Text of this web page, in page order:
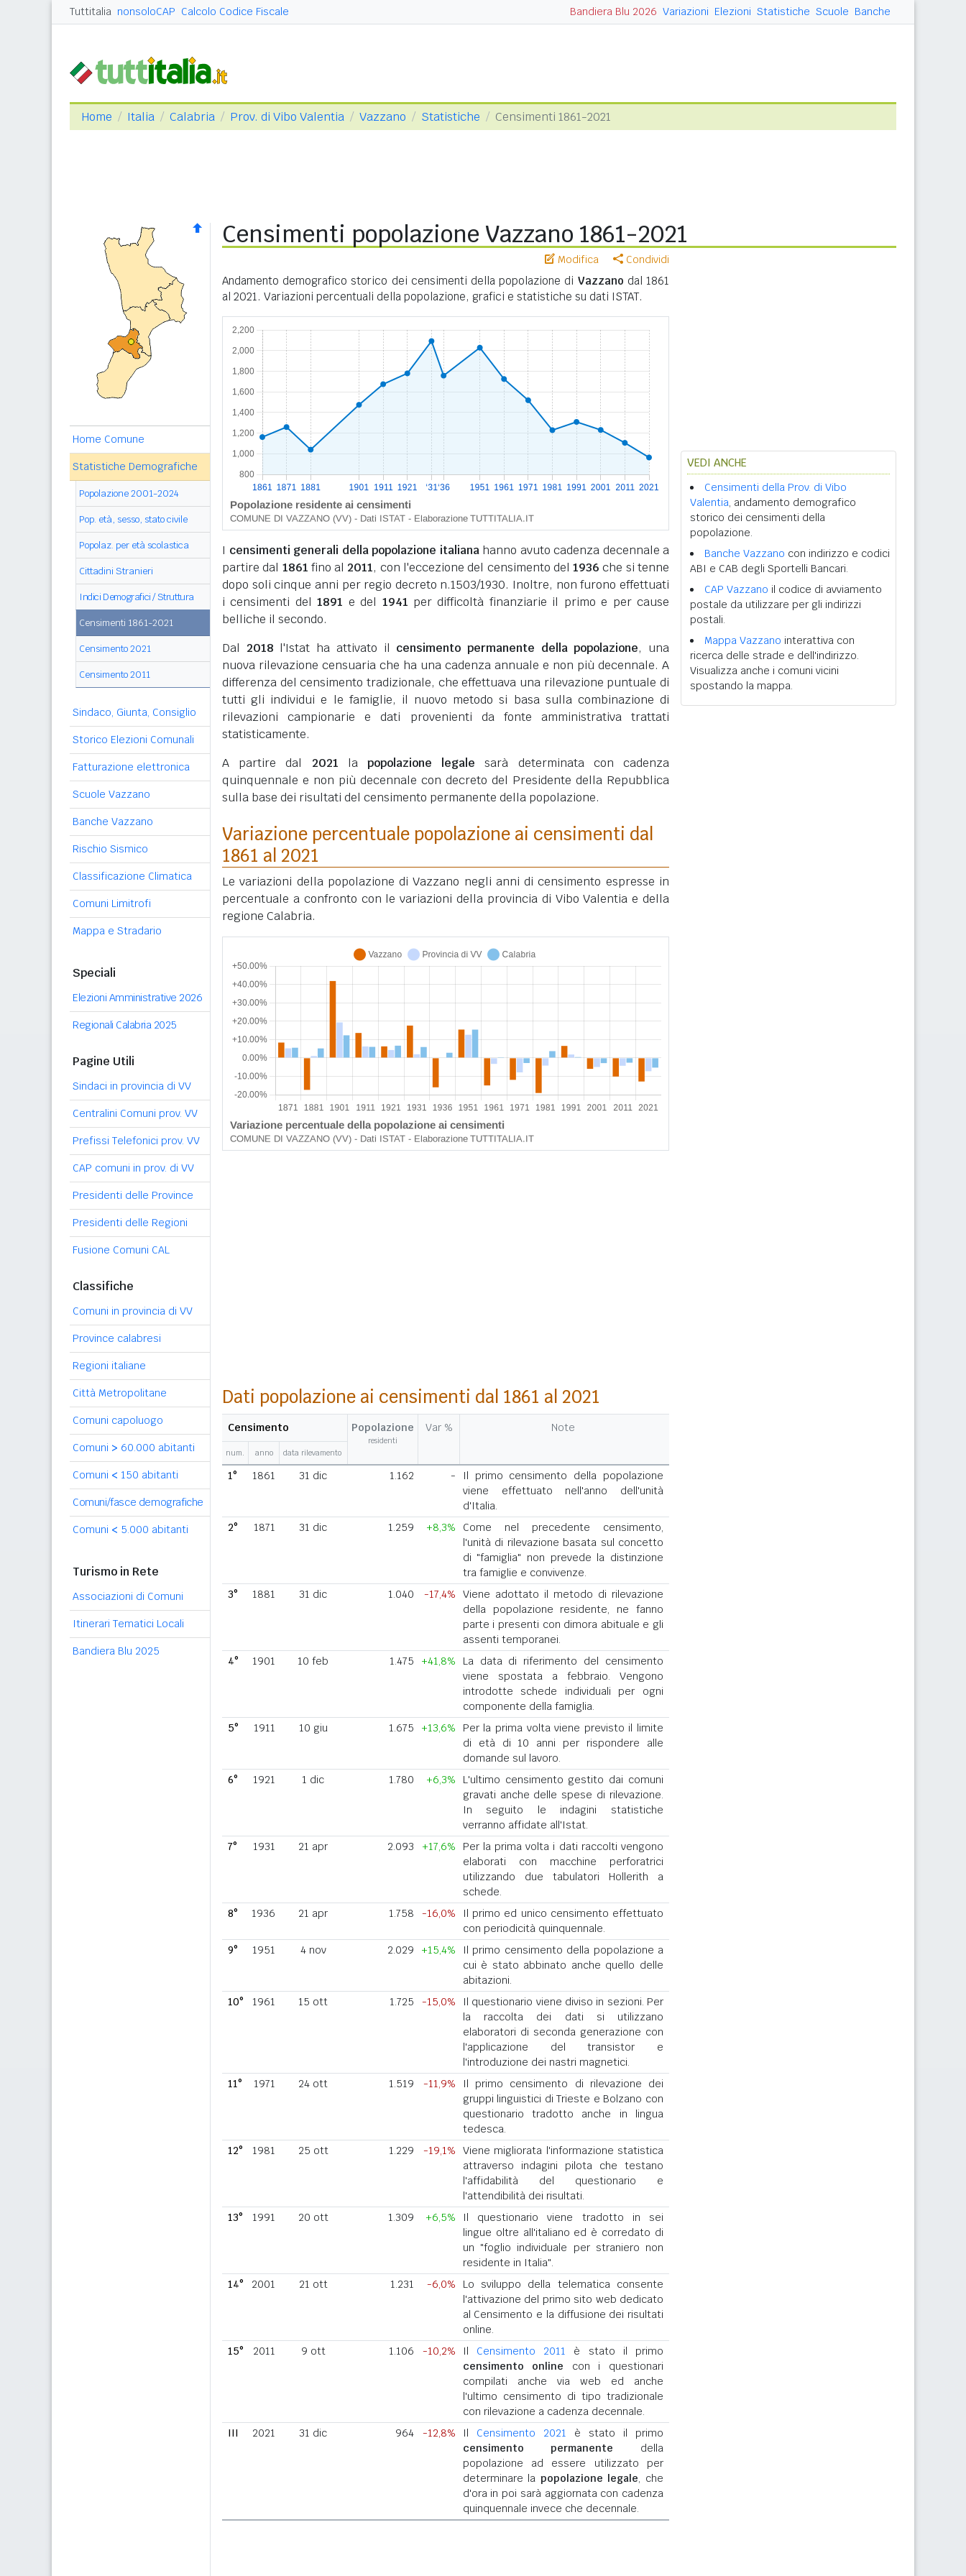
Tuttitalia nonsoloCAP Calcolo Codice Fiscale Bandiera Blu 2026 Variazioni Elezioni Statistiche Scuole Banche
Home Italia Calabria Prov. di Vibo Valentia Vazzano Statistiche Censimenti 1861-2021
Home Comune
Statistiche Demografiche
Popolazione 2001-2024
Pop. età, sesso, stato civile
Popolaz. per età scolastica
Cittadini Stranieri
Indici Demografici / Struttura
Censimenti 1861-2021
Censimento 2021
Censimento 2011
Sindaco, Giunta, Consiglio
Storico Elezioni Comunali
Fatturazione elettronica
Scuole Vazzano
Banche Vazzano
Rischio Sismico
Classificazione Climatica
Comuni Limitrofi
Mappa e Stradario
Speciali
Elezioni Amministrative 2026
Regionali Calabria 2025
Pagine Utili
Sindaci in provincia di VV
Centralini Comuni prov. VV
Prefissi Telefonici prov. VV
CAP comuni in prov. di VV
Presidenti delle Province
Presidenti delle Regioni
Fusione Comuni CAL
Classifiche
Comuni in provincia di VV
Province calabresi
Regioni italiane
Città Metropolitane
Comuni capoluogo
Comuni > 60.000 abitanti
Comuni < 150 abitanti
Comuni/fasce demografiche
Comuni < 5.000 abitanti
Turismo in Rete
Associazioni di Comuni
Itinerari Tematici Locali
Bandiera Blu 2025
Censimenti popolazione Vazzano 1861-2021
Modifica Condividi
Andamento demografico storico dei censimenti della popolazione di Vazzano dal 1861
al 2021. Variazioni percentuali della popolazione, grafici e statistiche su dati ISTAT.
I censimenti generali della popolazione italianahanno avuto cadenza decennale a
partire dal 1861 fino al 2011, con l'eccezione del censimento del1936 che si tenne
dopo soli cinque anni per regio decreto n.1503/1930. Inoltre, non furono effettuati
i censimenti del1891 e del 1941 per difficoltà finanziarie il primo e per cause
belliche il secondo.
Dal 2018 l'Istat ha attivato il censimento permanente della popolazione, una
nuova rilevazione censuaria che ha una cadenza annuale e non più decennale. A
differenza del censimento tradizionale, che effettuava una rilevazione puntuale di
tutti gli individui e le famiglie, il nuovo metodo si basa sulla combinazione di
rilevazioni campionarie e dati provenienti da fonte amministrativa trattati
statisticamente.
A partire dal 2021 lapopolazione legale sarà determinata con cadenza
quinquennale e non più decennale con decreto del Presidente della Repubblica
sulla base dei risultati del censimento permanente della popolazione.
Variazione percentuale popolazione ai censimenti dal
1861 al 2021
Le variazioni della popolazione di Vazzano negli anni di censimento espresse in
percentuale a confronto con le variazioni della provincia di Vibo Valentia e della
regione Calabria.
Dati popolazione ai censimenti dal 1861 al 2021
Censimento Popolazione
residenti
Var % Note
num. anno data rilevamento
1° 1861 31 dic 1.162 -
Il primo censimento della popolazione
viene effettuato nell'anno dell'unità
d'Italia.
2°
1871 31 dic 1.259 +8,3%
Come nel precedente censimento,
l'unità di rilevazione basata sul concetto
di "famiglia" non prevede la distinzione
tra famiglie e convivenze.
3°
1881 31 dic 1.040 -17,4%
Viene adottato il metodo di rilevazione
della popolazione residente, ne fanno
parte i presenti con dimora abituale e gli
assenti temporanei.
4°
1901 10 feb 1.475 +41,8%
La data di riferimento del censimento
viene spostata a febbraio. Vengono
introdotte schede individuali per ogni
componente della famiglia.
5°
1911 10 giu 1.675 +13,6%
Per la prima volta viene previsto il limite
di età di 10 anni per rispondere alle
domande sul lavoro.
6°
1921 1 dic 1.780 +6,3%
L'ultimo censimento gestito dai comuni
gravati anche delle spese di rilevazione.
In seguito le indagini statistiche
verranno affidate all'Istat.
7°
1931 21 apr 2.093 +17,6%
Per la prima volta i dati raccolti vengono
elaborati con macchine perforatrici
utilizzando due tabulatori Hollerith a
schede.
8°
1936 21 apr 1.758 -16,0%
Il primo ed unico censimento effettuato
con periodicità quinquennale.
9°
1951 4 nov 2.029 +15,4%
Il primo censimento della popolazione a
cui è stato abbinato anche quello delle
abitazioni.
10°
1961 15 ott 1.725 -15,0%
Il questionario viene diviso in sezioni. Per
la raccolta dei dati si utilizzano
elaboratori di seconda generazione con
l'applicazione del transistor e
l'introduzione dei nastri magnetici.
11°
1971 24 ott 1.519 -11,9%
Il primo censimento di rilevazione dei
gruppi linguistici di Trieste e Bolzano con
questionario tradotto anche in lingua
tedesca.
12°
1981 25 ott 1.229 -19,1%
Viene migliorata l'informazione statistica
attraverso indagini pilota che testano
l'affidabilità del questionario e
l'attendibilità dei risultati.
13°
1991 20 ott 1.309 +6,5%
Il questionario viene tradotto in sei
lingue oltre all'italiano ed è corredato di
un "foglio individuale per straniero non
residente in Italia".
14°
2001 21 ott 1.231 -6,0%
Lo sviluppo della telematica consente
l'attivazione del primo sito web dedicato
al Censimento e la diffusione dei risultati
online.
15°
2011 9 ott 1.106 -10,2% Il Censimento 2011 è stato il primo
censimento online con i questionari
compilati anche via web ed anche
l'ultimo censimento di tipo tradizionale
con rilevazione a cadenza decennale.
III
2021 31 dic 964 -12,8% Il Censimento 2021 è stato il primo
censimento permanente della
popolazione ad essere utilizzato per
determinare la popolazione legale, che
d'ora in poi sarà aggiornata con cadenza
quinquennale invece che decennale.
VEDI ANCHE
Censimenti della Prov. di Vibo
Valentia, andamento demografico
storico dei censimenti della
popolazione.
Banche Vazzano con indirizzo e codici
ABI e CAB degli Sportelli Bancari.
CAP Vazzano il codice di avviamento
postale da utilizzare per gli indirizzi
postali.
Mappa Vazzano interattiva con
ricerca delle strade e dell'indirizzo.
Visualizza anche i comuni vicini
spostando la mappa.